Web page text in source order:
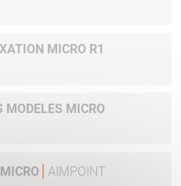
MICRO R1
MICRO
AIMPOINT